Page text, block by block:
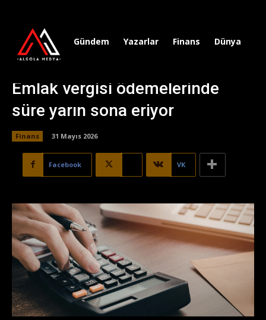
Gündem Yazarlar Finans Dünya
Emlak vergisi ödemelerinde
süre yarın sona eriyor
Finans 31 Mayıs 2026
Facebook VK